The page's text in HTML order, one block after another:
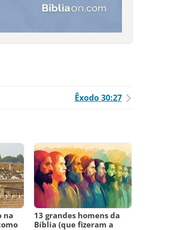
Êxodo 30:27
na
13 grandes homens da
Bíblia (que fizeram a